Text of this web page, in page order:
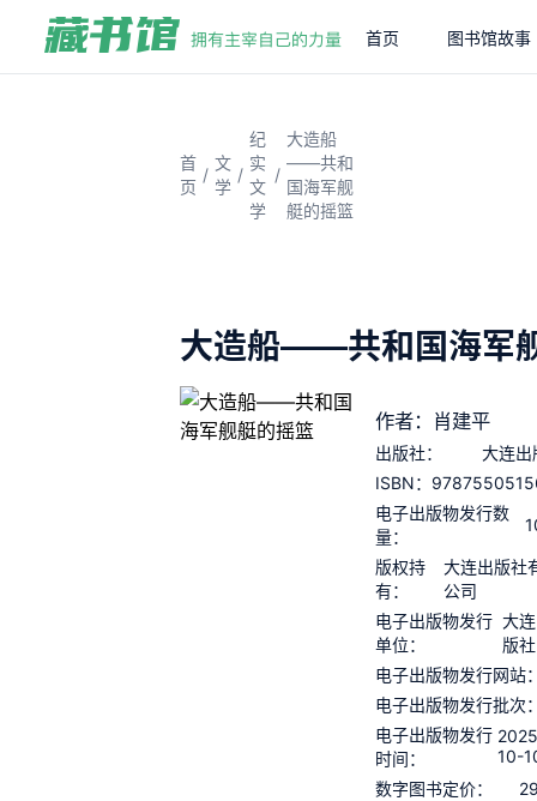
首页 图书馆故事
首
页
/
文
学
/
纪
实
文
学
/
大造船
——共和
国海军舰
艇的摇篮
大造船——共和国海军
作者：肖建平
出版社：
大连出
ISBN：
电子出版物发行数
量：
版权持
有：
大连出版社
公司
电子出版物发行
单位：
大
版社
电子出版物发行网站
电子出版物发行批次
电子出版物发行
时间：
10-
数字图书定价：